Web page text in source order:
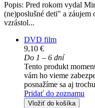
Popis: Pred rokom vydal
(ne)poslušné deti" a
vzrástol...
DVD film
9,10 €
Do 1 – 6 dní
Tento produkt
vám ho vieme
posnažíme sa aj
Pridať do zoznamu
Vložiť do košíka